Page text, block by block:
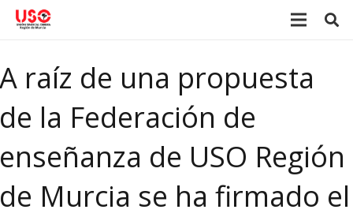
A raíz de una propuesta
de la Federación de
enseñanza de USO Región
de Murcia se ha firmado el